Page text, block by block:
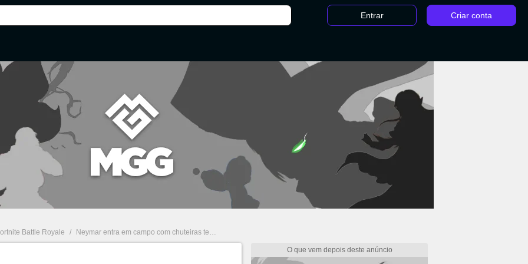
Entrar Criar conta
Battle Royale / Neymar entra em campo com chuteiras temáticas de Fortnite